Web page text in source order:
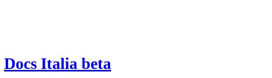
Docs Italia beta